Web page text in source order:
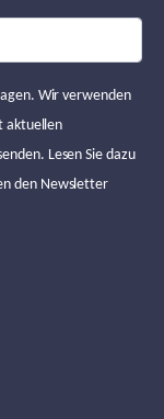
Wir verwenden
aktuellen
Lesen Sie dazu
den Newsletter